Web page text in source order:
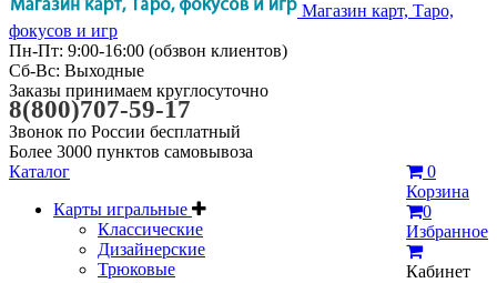
Магазин карт, Таро,
фокусов и игр
Пн-Пт: 9:00-16:00 (обзвон клиентов)
Сб-Вс: Выходные
Заказы принимаем круглосуточно
8(800)707-59-17
Звонок по России бесплатный
Более 3000 пунктов самовывоза
0
Корзина
0
Избранное
Кабинет
Каталог
Карты игральные
Классические
Дизайнерские
Трюковые